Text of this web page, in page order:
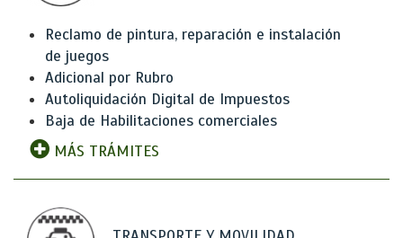
Reclamo de pintura, reparación e instalación
de juegos
Adicional por Rubro
Autoliquidación Digital de Impuestos
Baja de Habilitaciones comerciales
MÁS TRÁMITES